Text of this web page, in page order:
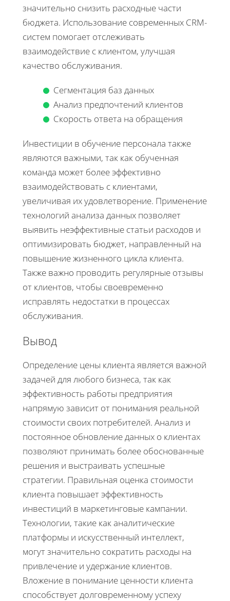
значительно снизить расходные части
бюджета. Использование современных CRM-
систем помогает отслеживать
взаимодействие с клиентом, улучшая
качество обслуживания.
Сегментация баз данных
Анализ предпочтений клиентов
Скорость ответа на обращения
Инвестиции в обучение персонала также
являются важными, так как обученная
команда может более эффективно
взаимодействовать с клиентами,
увеличивая их удовлетворение. Применение
технологий анализа данных позволяет
выявить неэффективные статьи расходов и
оптимизировать бюджет, направленный на
повышение жизненного цикла клиента.
Также важно проводить регулярные отзывы
от клиентов, чтобы своевременно
исправлять недостатки в процессах
обслуживания.
Вывод
Определение цены клиента является важной
задачей для любого бизнеса, так как
эффективность работы предприятия
напрямую зависит от понимания реальной
стоимости своих потребителей. Анализ и
постоянное обновление данных о клиентах
позволяют принимать более обоснованные
решения и выстраивать успешные
стратегии. Правильная оценка стоимости
клиента повышает эффективность
инвестиций в маркетинговые кампании.
Технологии, такие как аналитические
платформы и искусственный интеллект,
могут значительно сократить расходы на
привлечение и удержание клиентов.
Вложение в понимание ценности клиента
способствует долговременному успеху